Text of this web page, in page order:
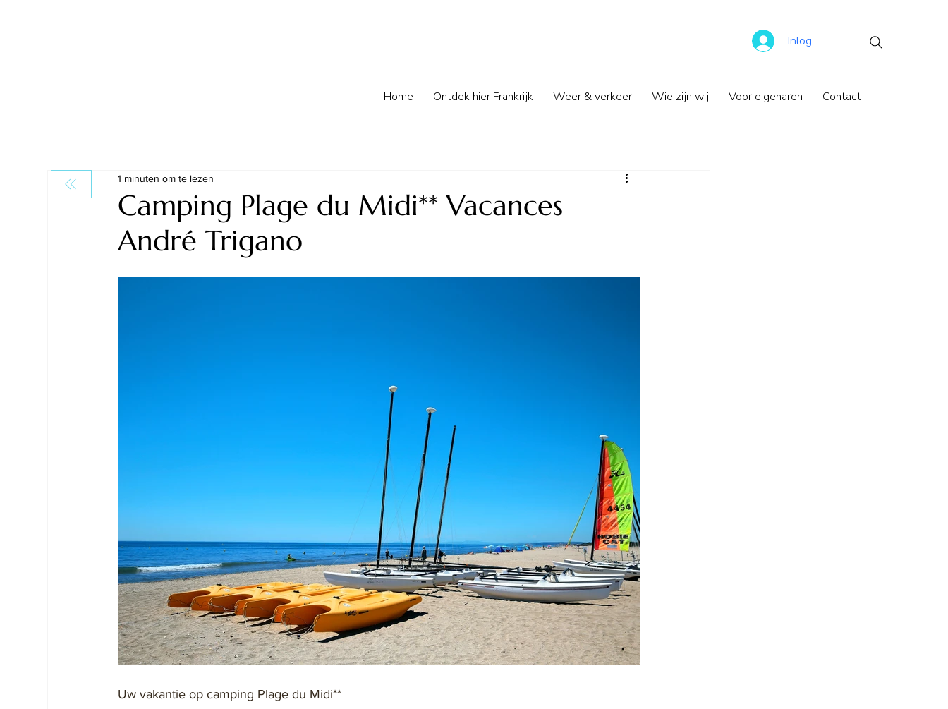
Home Ontdek hier Frankrijk Weer & verkeer Wie zijn wij Voor eigenaren Contact
Inloggen
Camping Plage du Midi** Vacances
André Trigano
1 minuten om te lezen
Uw vakantie op camping Plage du Midi**